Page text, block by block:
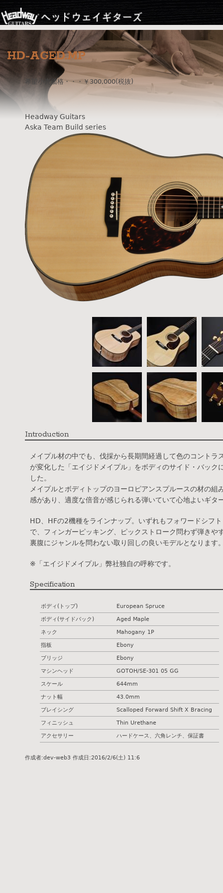
Jump to navigation
HD-AGED.MP
希望小売価格・・・￥300,000(税抜)
Headway Guitars
Aska Team Build series
Introduction
メイプル材の中でも、伐採から長期間経過して色のコントラ
が変化した「エイジドメイプル」をボディのサイド・バック
した。
メイプルとボディトップのヨーロピアンスプルースの材の組
感があり、適度な倍音が感じられる弾いていて心地よいギタ
HD、HFの2機種をラインナップ。いずれもフォワードシフ
で、フィンガーピッキング、ピックストローク問わず弾きや
裏腹にジャンルを問わない取り回しの良いモデルとなります
※「エイジドメイプル」弊社独自の呼称です。
Specification
ボディ(トップ)
European Spruce
ボディ(サイドバック)
Aged Maple
ネック
Mahogany 1P
指板
Ebony
ブリッジ
Ebony
マシンヘッド
GOTOH/SE-301 05 GG
スケール
644mm
ナット幅
43.0mm
ブレイシング
Scalloped Forward Shift X Bracing
フィニッシュ
Thin Urethane
アクセサリー
ハードケース、六角レンチ、保証書
作成者:dev-web3 作成日:2016/2/6(土) 11:6